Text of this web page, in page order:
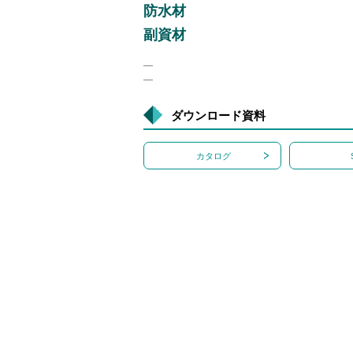
防水材
副資材
―
―
ダウンロード資料
カタログ